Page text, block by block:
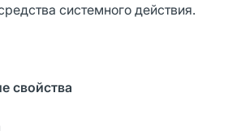
системного действия.
свойства